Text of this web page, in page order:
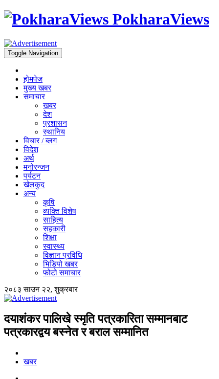
PokharaViews
Toggle Navigation
होमपेज
मुख्य खबर
समाचार
खबर
देश
प्रशासन
स्थानिय
विचार / ब्लग
विदेश
अर्थ
मनोरन्जन
पर्यटन
खेलकुद
अन्य
कृषि
व्यक्ति विशेष
साहित्य
सहकारी
शिक्षा
स्वास्थ्य
विज्ञान प्रविधि
भिडियो खबर
फोटो समाचार
२०८३ साउन २२, शुक्रबार
दयाशंकर पालिखे स्मृति पत्रकारिता सम्मानबाट
पत्रकारद्वय बस्नेत र बराल सम्मानित
खबर